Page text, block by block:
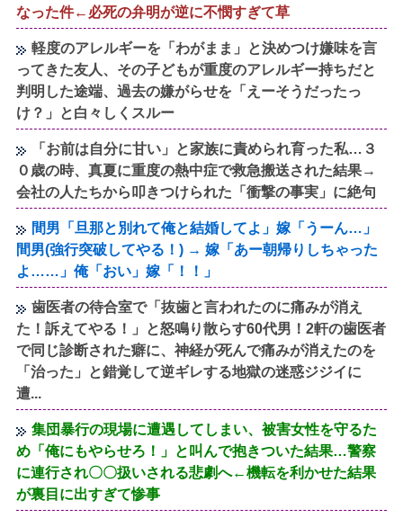
なった件←必死の弁明が逆に不憫すぎて草
軽度のアレルギーを「わがまま」と決めつけ嫌味を言
ってきた友人、その子どもが重度のアレルギー持ちだと
判明した途端、過去の嫌がらせを「えーそうだったっ
け？」と白々しくスルー
「お前は自分に甘い」と家族に責められ育った私…３
０歳の時、真夏に重度の熱中症で救急搬送された結果→
会社の人たちから叩きつけられた「衝撃の事実」に絶句
間男「旦那と別れて俺と結婚してよ」嫁「うーん…」
間男(強行突破してやる！) → 嫁「あー朝帰りしちゃった
よ……」俺「おい」嫁「！！」
歯医者の待合室で「抜歯と言われたのに痛みが消え
た！訴えてやる！」と怒鳴り散らす60代男！2軒の歯医者
で同じ診断された癖に、神経が死んで痛みが消えたのを
「治った」と錯覚して逆ギレする地獄の迷惑ジジイに
遭...
集団暴行の現場に遭遇してしまい、被害女性を守るた
め「俺にもやらせろ！」と叫んで抱きついた結果…警察
に連行され〇〇扱いされる悲劇へ←機転を利かせた結果
が裏目に出すぎて惨事